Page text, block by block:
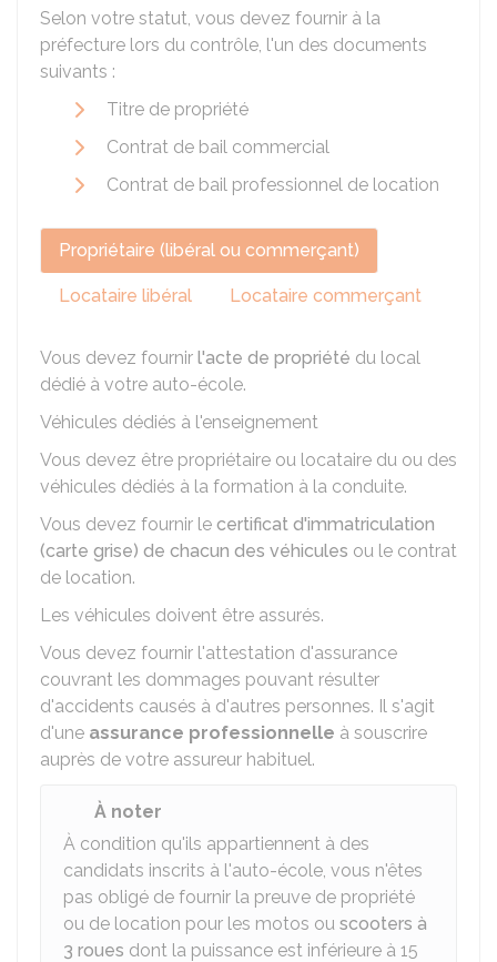
Selon votre statut, vous devez fournir à la
préfecture lors du contrôle, l'un des documents
suivants :
Titre de propriété
Contrat de bail commercial
Contrat de bail professionnel de location
Propriétaire (libéral ou commerçant)
Locataire libéral Locataire commerçant
Vous devez fournir l'acte de propriété du local
dédié à votre auto-école.
Véhicules dédiés à l'enseignement
Vous devez être propriétaire ou locataire du ou des
véhicules dédiés à la formation à la conduite.
Vous devez fournir le certificat d'immatriculation
(carte grise) de chacun des véhicules ou le contrat
de location.
Les véhicules doivent être assurés.
Vous devez fournir l'attestation d'assurance
couvrant les dommages pouvant résulter
d'accidents causés à d'autres personnes. Il s'agit
d'une assurance professionnelle à souscrire
auprès de votre assureur habituel.
À noter
À condition qu'ils appartiennent à des
candidats inscrits à l'auto-école, vous n'êtes
pas obligé de fournir la preuve de propriété
ou de location pour les motos ou scooters à
3 roues dont la puissance est inférieure à 15